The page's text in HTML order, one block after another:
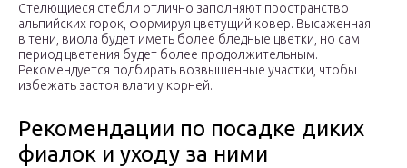
Стелющиеся стебли отлично заполняют пространство
альпийских горок, формируя цветущий ковер. Высаженная
в тени, виола будет иметь более бледные цветки, но сам
период цветения будет более продолжительным.
Рекомендуется подбирать возвышенные участки, чтобы
избежать застоя влаги у корней.
Рекомендации по посадке диких
фиалок и уходу за ними